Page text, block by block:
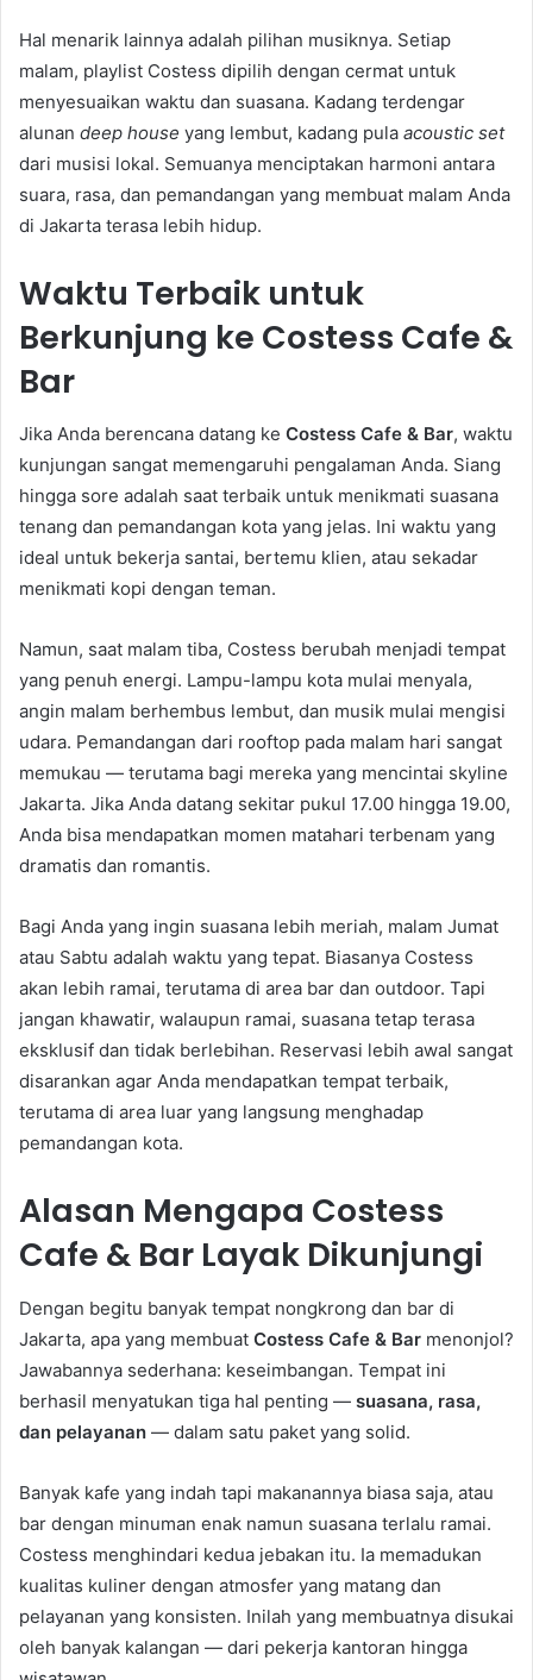
Hal menarik lainnya adalah pilihan musiknya. Setiap
malam, playlist Costess dipilih dengan cermat untuk
menyesuaikan waktu dan suasana. Kadang terdengar
alunan deep house yang lembut, kadang pula acoustic set
dari musisi lokal. Semuanya menciptakan harmoni antara
suara, rasa, dan pemandangan yang membuat malam Anda
di Jakarta terasa lebih hidup.
Waktu Terbaik untuk
Berkunjung ke Costess Cafe &
Bar
Jika Anda berencana datang ke Costess Cafe & Bar, waktu
kunjungan sangat memengaruhi pengalaman Anda. Siang
hingga sore adalah saat terbaik untuk menikmati suasana
tenang dan pemandangan kota yang jelas. Ini waktu yang
ideal untuk bekerja santai, bertemu klien, atau sekadar
menikmati kopi dengan teman.
Namun, saat malam tiba, Costess berubah menjadi tempat
yang penuh energi. Lampu-lampu kota mulai menyala,
angin malam berhembus lembut, dan musik mulai mengisi
udara. Pemandangan dari rooftop pada malam hari sangat
memukau — terutama bagi mereka yang mencintai skyline
Jakarta. Jika Anda datang sekitar pukul 17.00 hingga 19.00,
Anda bisa mendapatkan momen matahari terbenam yang
dramatis dan romantis.
Bagi Anda yang ingin suasana lebih meriah, malam Jumat
atau Sabtu adalah waktu yang tepat. Biasanya Costess
akan lebih ramai, terutama di area bar dan outdoor. Tapi
jangan khawatir, walaupun ramai, suasana tetap terasa
eksklusif dan tidak berlebihan. Reservasi lebih awal sangat
disarankan agar Anda mendapatkan tempat terbaik,
terutama di area luar yang langsung menghadap
pemandangan kota.
Alasan Mengapa Costess
Cafe & Bar Layak Dikunjungi
Dengan begitu banyak tempat nongkrong dan bar di
Jakarta, apa yang membuat Costess Cafe & Bar menonjol?
Jawabannya sederhana: keseimbangan. Tempat ini
berhasil menyatukan tiga hal penting — suasana, rasa,
dan pelayanan — dalam satu paket yang solid.
Banyak kafe yang indah tapi makanannya biasa saja, atau
bar dengan minuman enak namun suasana terlalu ramai.
Costess menghindari kedua jebakan itu. Ia memadukan
kualitas kuliner dengan atmosfer yang matang dan
pelayanan yang konsisten. Inilah yang membuatnya disukai
oleh banyak kalangan — dari pekerja kantoran hingga